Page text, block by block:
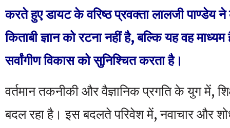
करते हुए डायट के वरिष्ठ प्रवक्ता लालजी पाण्डेय ने
किताबी ज्ञान को रटना नहीं है, बल्कि यह वह माध्यम
सर्वांगीण विकास को सुनिश्चित करता है।
वर्तमान तकनीकी और वैज्ञानिक प्रगति के युग में,
बदल रहा है। इस बदलते परिवेश में, नवाचार और